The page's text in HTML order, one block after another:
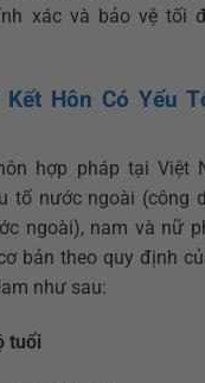
xác và bảo vệ tối
Hôn Có Yếu
hợp pháp tại Việt
tố nước ngoài (công
ngoài), nam và nữ
bản theo quy định
như sau:
tuổi